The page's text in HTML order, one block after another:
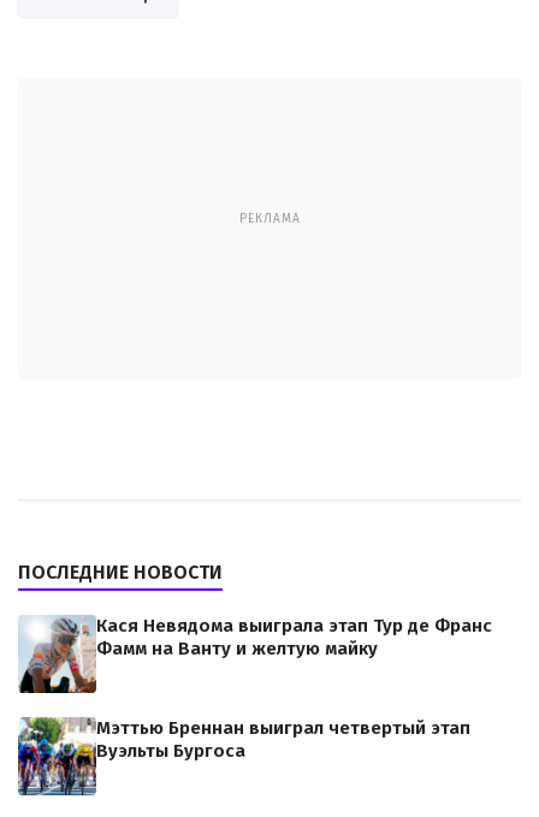
РЕКЛАМА
ПОСЛЕДНИЕ НОВОСТИ
Кася Невядома выиграла этап Тур де Франс
Фамм на Ванту и желтую майку
Мэттью Бреннан выиграл четвертый этап
Вуэльты Бургоса